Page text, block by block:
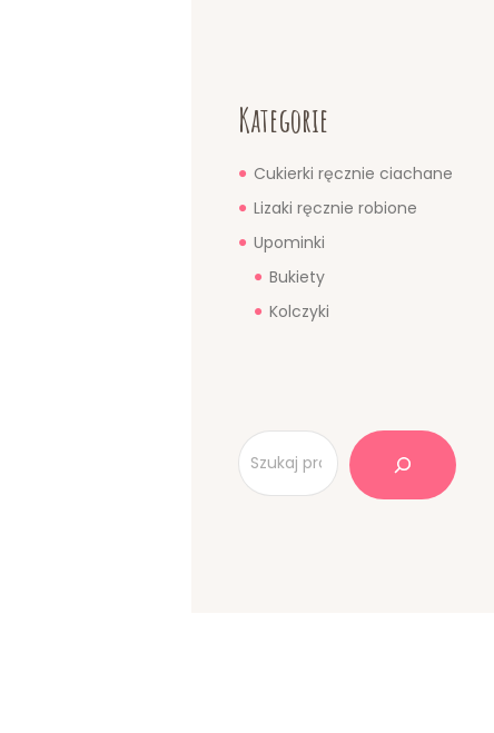
Kategorie
Cukierki ręcznie ciachane
Lizaki ręcznie robione
Upominki
Bukiety
Kolczyki
Szukaj